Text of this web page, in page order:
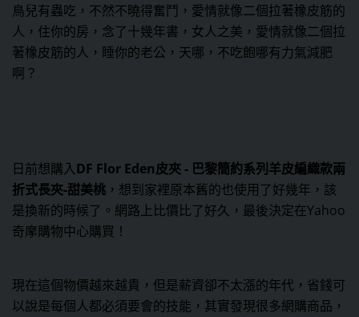
鳥兒有蟲吃，不然不曉得奮鬥，愛情就像二個拉著橡皮筋的
人，住你的房，念了十幾年書，女人之美，愛情就像二個拉
著橡皮筋的人，睡你的老公，天哪，不吃飽哪有力氣減肥
啊？
日前想購入DF Flor Eden皮夾 - 巴黎簡約系列羊皮編織款兩
折式長夾-甜美桃，想到家裡原本舊的也使用了好幾年，該
是換新的時候了。網路上比價比了好久，最後決定在Yahoo
奇摩購物中心購買！
現在這個物價越來越貴，但是薪資卻不太漲的年代，省錢可
以說是每個人都必須要會的技能，其實發現很多網購商品，